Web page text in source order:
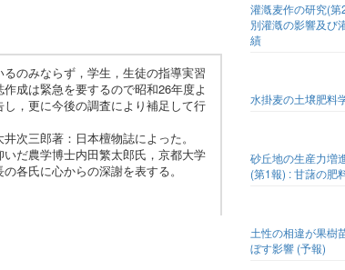
のみならず，学生，生徒の指導実習
成は緊急を要するので昭和26年度よ
，更に今後の調査により補足して行
次三郎著：日本檀物誌によった。
だ農学博士内田繁太郎氏，京都大学
各氏に心からの深謝を表する。
灌漑麦作の研究(第
別灌漑の影響及び
績
水掛麦の土壌肥料
砂丘地の生産力増
(第1報) : 甘藷の肥
土性の相違が果樹
ぼす影響 (予報)